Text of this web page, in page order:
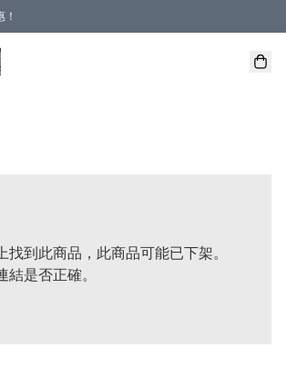
折優惠！
HKD800)包郵寄順豐送到家。
找到此商品，此商品可能已下架。
結是否正確。